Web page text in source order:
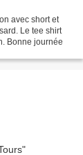
avec short et
Le tee shirt
Bonne journée